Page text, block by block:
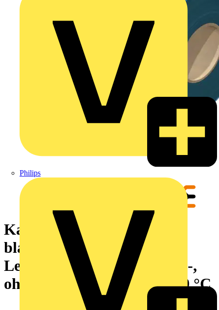
Philips
Kabelmarkierungssystem,
blau,
Leiteraußendurchmesser:7 -,
ohne, Polyurethane, -40...90 °C